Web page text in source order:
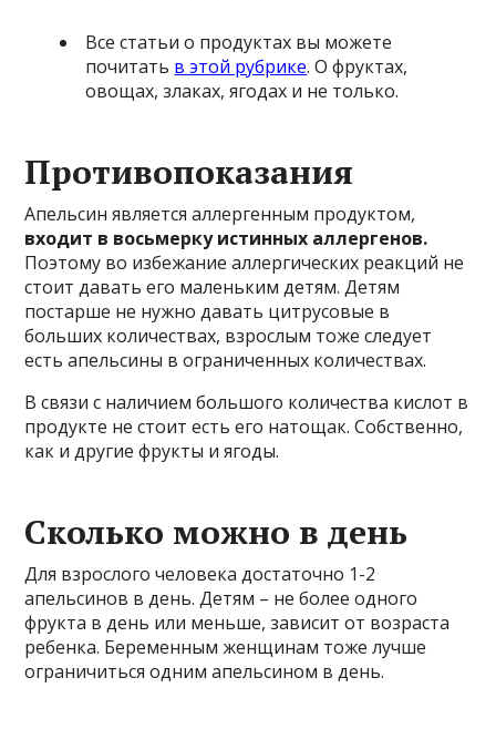
Все статьи о продуктах вы можете
почитать в этой рубрике. О фруктах,
овощах, злаках, ягодах и не только.
Противопоказания
Апельсин является аллергенным продуктом,
входит в восьмерку истинных аллергенов.
Поэтому во избежание аллергических реакций не
стоит давать его маленьким детям. Детям
постарше не нужно давать цитрусовые в
больших количествах, взрослым тоже следует
есть апельсины в ограниченных количествах.
В связи с наличием большого количества кислот в
продукте не стоит есть его натощак. Собственно,
как и другие фрукты и ягоды.
Сколько можно в день
Для взрослого человека достаточно 1-2
апельсинов в день. Детям – не более одного
фрукта в день или меньше, зависит от возраста
ребенка. Беременным женщинам тоже лучше
ограничиться одним апельсином в день.